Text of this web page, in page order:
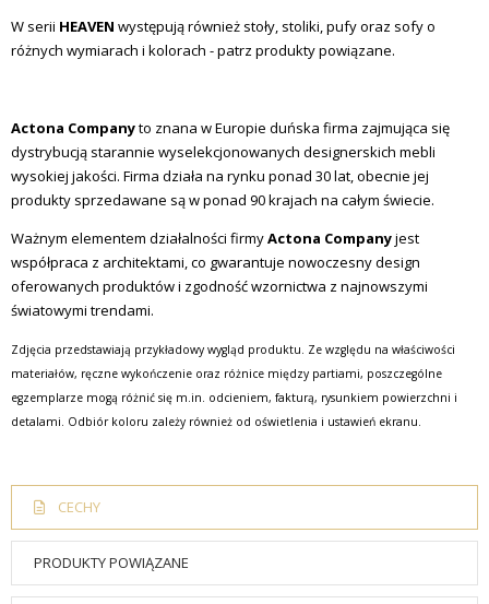
W serii HEAVEN występują również stoły, stoliki, pufy oraz sofy o
różnych wymiarach i kolorach - patrz produkty powiązane.
Actona Companyto znana w Europie duńska firma zajmująca się
dystrybucją starannie wyselekcjonowanych designerskich mebli
wysokiej jakości. Firma działa na rynku ponad 30 lat, obecnie jej
produkty sprzedawane są w ponad 90 krajach na całym świecie.
Ważnym elementem działalności firmyActona Companyjest
współpraca z architektami, co gwarantuje nowoczesny design
oferowanych produktów i zgodność wzornictwa z najnowszymi
światowymi trendami.
Zdjęcia przedstawiają przykładowy wygląd produktu. Ze względu na właściwości
materiałów, ręczne wykończenie oraz różnice między partiami, poszczególne
egzemplarze mogą różnić się m.in. odcieniem, fakturą, rysunkiem powierzchni i
detalami. Odbiór koloru zależy również od oświetlenia i ustawień ekranu.
CECHY
PRODUKTY POWIĄZANE